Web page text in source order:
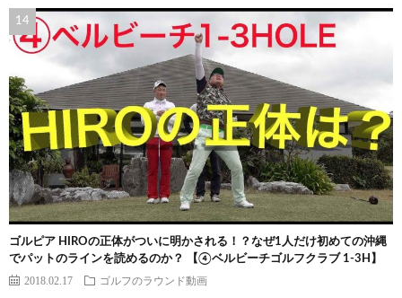
ゴルピア HIROの正体がついに明かされる！？なぜ1人だけ初めての沖縄
でパットのラインを読めるのか？ 【④ベルビーチゴルフクラブ 1-3H】
2018.02.17 ゴルフのラウンド動画